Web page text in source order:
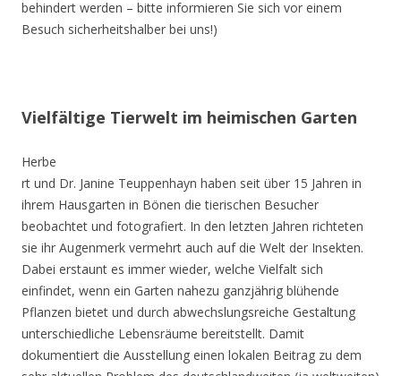
behindert werden – bitte informieren Sie sich vor einem
Besuch sicherheitshalber bei uns!)
Vielfältige Tierwelt im heimischen Garten
Herbe
rt und Dr. Janine Teuppenhayn haben seit über 15 Jahren in
ihrem Hausgarten in Bönen die tierischen Besucher
beobachtet und fotografiert. In den letzten Jahren richteten
sie ihr Augenmerk vermehrt auch auf die Welt der Insekten.
Dabei erstaunt es immer wieder, welche Vielfalt sich
einfindet, wenn ein Garten nahezu ganzjährig blühende
Pflanzen bietet und durch abwechslungsreiche Gestaltung
unterschiedliche Lebensräume bereitstellt. Damit
dokumentiert die Ausstellung einen lokalen Beitrag zu dem